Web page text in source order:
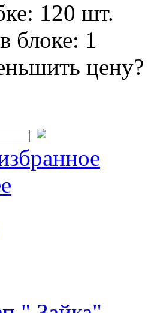
120 шт.
блоке: 1
цену?